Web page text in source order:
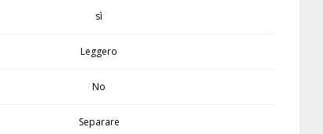
sì
Leggero
No
Separare